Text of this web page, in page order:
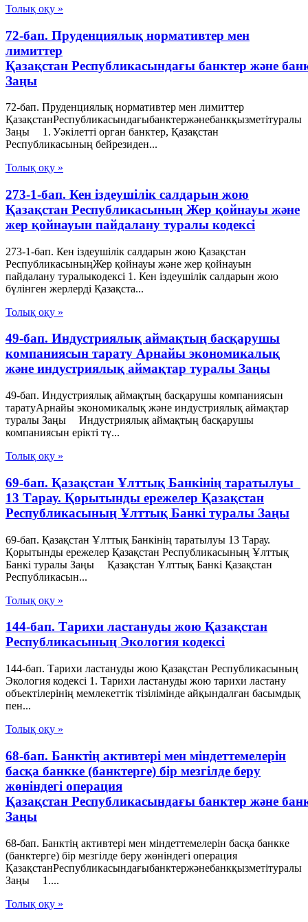
Толық оқу »
72-бап. Пруденциялық нормативтер мен
лимиттер
Қазақстан Республикасындағы банктер және
Заңы
72-бап. Пруденциялық нормативтер мен лимиттер
ҚазақстанРеспубликасындағыбанктержәнебанкқызметітуралы
Заңы 1. Уәкілетті орган банктер, Қазақстан
Республикасының бейрезиден...
Толық оқу »
273-1-бап. Кен іздеушілік салдарын жою
Қазақстан Республикасының Жер қойнауы және
жер қойнауын пайдалану туралы кодексі
273-1-бап. Кен іздеушілік салдарын жою Қазақстан
РеспубликасыныңЖер қойнауы және жер қойнауын
пайдалану туралыкодексі 1. Кен іздеушілік салдарын жою
бүлінген жерлерді Қазақста...
Толық оқу »
49-бап. Индустриялық аймақтың басқарушы
компаниясын тарату Арнайы экономикалық
және индустриялық аймақтар туралы Заңы
49-бап. Индустриялық аймақтың басқарушы компаниясын
таратуАрнайы экономикалық және индустриялық аймақтар
туралы Заңы Индустриялық аймақтың басқарушы
компаниясын ерікті тү...
Толық оқу »
69-бап. Қазақстан Ұлттық Банкiнiң таратылуы
13 Тарау. Қорытынды ережелер Қазақстан
Республикасының Ұлттық Банкі туралы Заңы
69-бап. Қазақстан Ұлттық Банкiнiң таратылуы 13 Тарау.
Қорытынды ережелер Қазақстан Республикасының Ұлттық
Банкі туралы Заңы Қазақстан Ұлттық Банкi Қазақстан
Республикасын...
Толық оқу »
144-бап. Тарихи ластануды жою Қазақстан
Республикасының Экология кодексі
144-бап. Тарихи ластануды жою Қазақстан Республикасының
Экология кодексі 1. Тарихи ластануды жою тарихи ластану
объектілерінің мемлекеттік тізілімінде айқындалған басымдық
пен...
Толық оқу »
68-бап. Банктің активтері мен міндеттемелерін
басқа банкке (банктерге) бір мезгілде беру
жөніндегі операция
Қазақстан Республикасындағы банктер және
Заңы
68-бап. Банктің активтері мен міндеттемелерін басқа банкке
(банктерге) бір мезгілде беру жөніндегі операция
ҚазақстанРеспубликасындағыбанктержәнебанкқызметітуралы
Заңы 1....
Толық оқу »